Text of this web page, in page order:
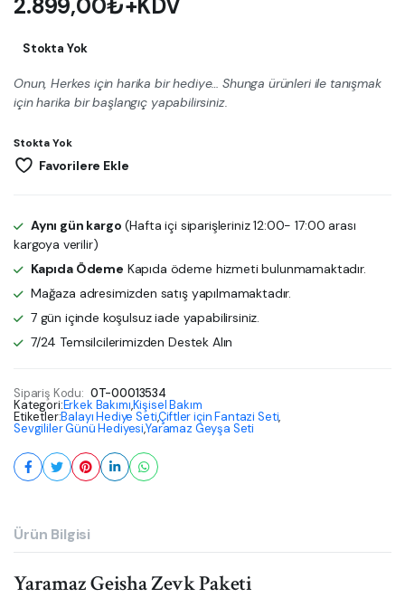
2.899,00₺+KDV
Stokta Yok
Onun, Herkes için harika bir hediye… Shunga ürünleri ile tanışmak
için harika bir başlangıç yapabilirsiniz.
Stokta Yok
Favorilere Ekle
Aynı gün kargo (Hafta içi siparişleriniz 12:00- 17:00 arası
kargoya verilir)
Kapıda Ödeme Kapıda ödeme hizmeti bulunmamaktadır.
Mağaza adresimizden satış yapılmamaktadır.
7 gün içinde koşulsuz iade yapabilirsiniz.
7/24 Temsilcilerimizden Destek Alın
Sipariş Kodu: 0T-00013534
Kategori:Erkek Bakımı,Kişisel Bakım
Etiketler:Balayı Hediye Seti,Çiftler için Fantazi Seti,
Sevgililer Günü Hediyesi,Yaramaz Geyşa Seti
Ürün Bilgisi
Yaramaz Geisha Zevk Paketi